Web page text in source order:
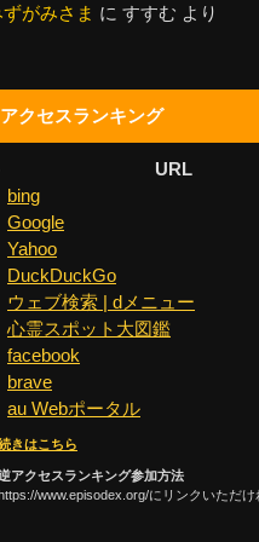
がみさま に すすむ より
アクセスランキング
URL
bing
Google
Yahoo
DuckDuckGo
ウェブ検索 | dメニュー
心霊スポット大図鑑
facebook
brave
au Webポータル
きはこちら
アクセスランキング参加方法
www.episodex.org/にリンクいただけ